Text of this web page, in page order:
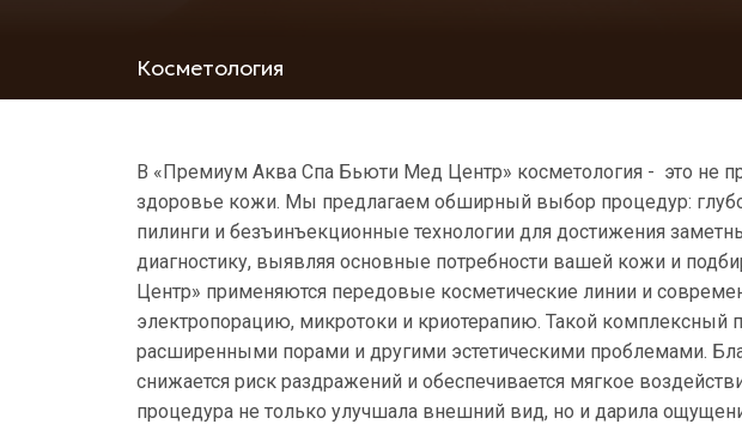
Косметология
В «Премиум Аква Спа Бьюти Мед Центр» косметология - это не
здоровье кожи. Мы предлагаем обширный выбор процедур:
пилинги и безъинъекционные технологии для достижения
диагностику, выявляя основные потребности вашей кожи и
Центр» применяются передовые косметические линии и
электропорацию, микротоки и криотерапию. Такой комплексный
расширенными порами и другими эстетическими проблемами.
снижается риск раздражений и обеспечивается мягкое
процедура не только улучшала внешний вид, но и дарила